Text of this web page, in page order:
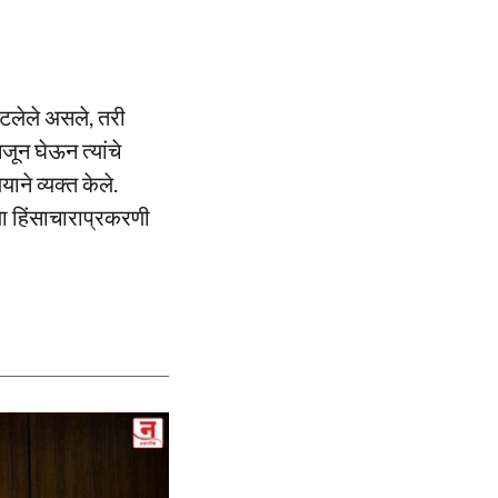
असले, तरी
घेऊन त्यांचे
व्यक्त केले.